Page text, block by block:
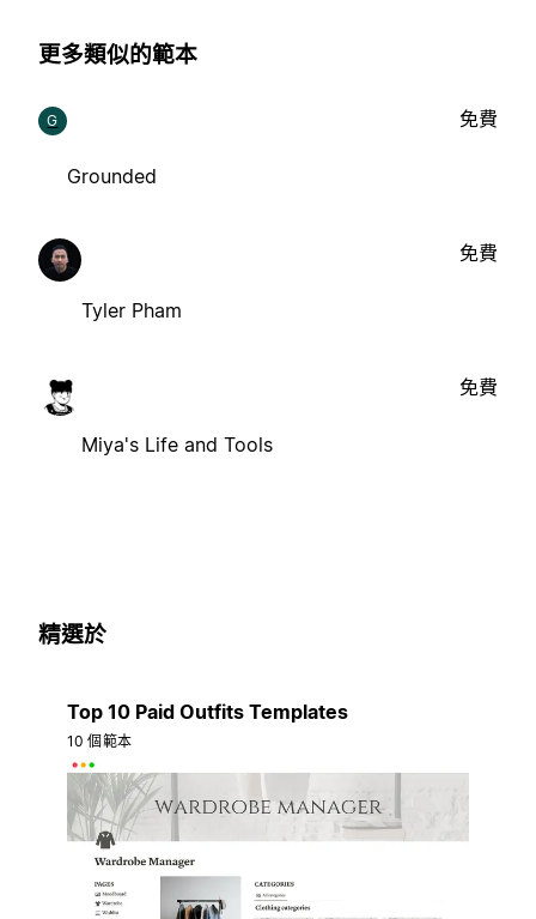
更多類似的範本
G
Grounded
免費
Tyler Pham
免費
Miya's Life and Tools
免費
精選於
Top 10 Paid Outfits Templates
10 個範本